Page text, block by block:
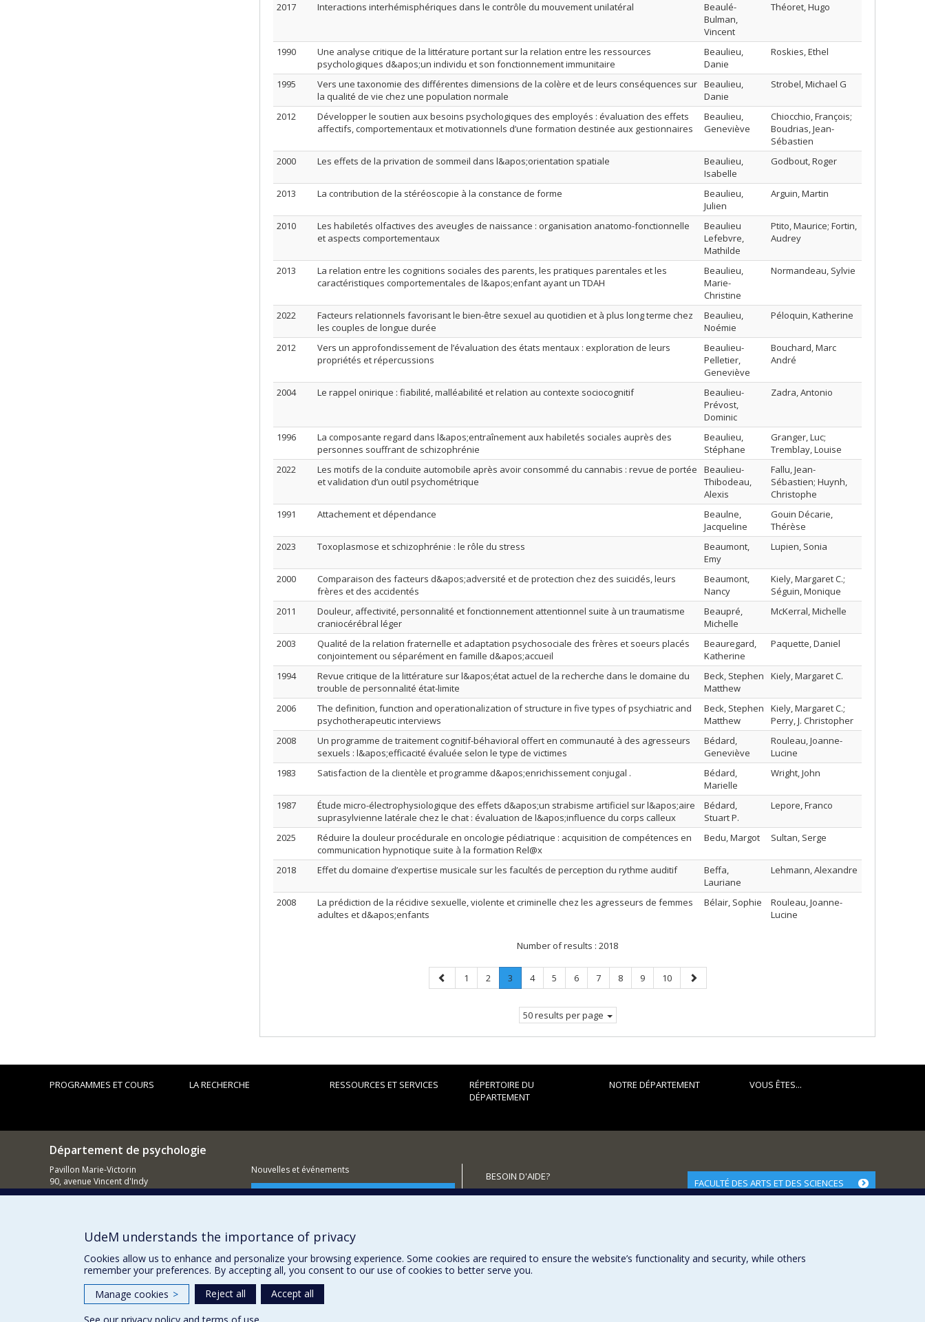
2017
Interactions interhémisphériques dans le contrôle du mouvement unilatéral
Beaulé-
Bulman,
Vincent
Théoret, Hugo
1990
Une analyse critique de la littérature portant sur la relation entre les ressources
psychologiques d&apos;un individu et son fonctionnement immunitaire
Beaulieu,
Danie
Roskies, Ethel
1995
Vers une taxonomie des différentes dimensions de la colère et de leurs conséquences sur
la qualité de vie chez une population normale
Beaulieu,
Danie
Strobel, Michael G
2012
Développer le soutien aux besoins psychologiques des employés : évaluation des effets
affectifs, comportementaux et motivationnels d’une formation destinée aux gestionnaires
Beaulieu,
Geneviève
Chiocchio, François;
Boudrias, Jean-
Sébastien
2000
Les effets de la privation de sommeil dans l&apos;orientation spatiale
Beaulieu,
Isabelle
Godbout, Roger
2013 La contribution de la stéréoscopie à la constance de forme
Beaulieu,
Julien
Arguin, Martin
2010
Les habiletés olfactives des aveugles de naissance : organisation anatomo-fonctionnelle
et aspects comportementaux
Beaulieu
Lefebvre,
Mathilde
Ptito, Maurice; Fortin,
Audrey
2013
La relation entre les cognitions sociales des parents, les pratiques parentales et les
caractéristiques comportementales de l&apos;enfant ayant un TDAH
Beaulieu,
Marie-
Christine
Normandeau, Sylvie
2022
Facteurs relationnels favorisant le bien-être sexuel au quotidien et à plus long terme chez
les couples de longue durée
Beaulieu,
Noémie
Péloquin, Katherine
2012
Vers un approfondissement de l’évaluation des états mentaux : exploration de leurs
propriétés et répercussions
Beaulieu-
Pelletier,
Geneviève
Bouchard, Marc
André
2004 Le rappel onirique : fiabilité, malléabilité et relation au contexte sociocognitif
Beaulieu-
Prévost,
Dominic
Zadra, Antonio
1996
La composante regard dans l&apos;entraînement aux habiletés sociales auprès des
personnes souffrant de schizophrénie
Beaulieu,
Stéphane
Granger, Luc;
Tremblay, Louise
2022
Les motifs de la conduite automobile après avoir consommé du cannabis : revue de portée
et validation d’un outil psychométrique
Beaulieu-
Thibodeau,
Alexis
Fallu, Jean-
Sébastien; Huynh,
Christophe
1991
Attachement et dépendance
Beaulne,
Jacqueline
Gouin Décarie,
Thérèse
2023
Toxoplasmose et schizophrénie : le rôle du stress
Beaumont,
Emy
Lupien, Sonia
2000
Comparaison des facteurs d&apos;adversité et de protection chez des suicidés, leurs
frères et des accidentés
Beaumont,
Nancy
Kiely, Margaret C.;
Séguin, Monique
2011
Douleur, affectivité, personnalité et fonctionnement attentionnel suite à un traumatisme
craniocérébral léger
Beaupré,
Michelle
McKerral, Michelle
2003
Qualité de la relation fraternelle et adaptation psychosociale des frères et soeurs placés
conjointement ou séparément en famille d&apos;accueil
Beauregard,
Katherine
Paquette, Daniel
1994
Revue critique de la littérature sur l&apos;état actuel de la recherche dans le domaine du
trouble de personnalité état-limite
Beck, Stephen
Matthew
Kiely, Margaret C.
2006
The definition, function and operationalization of structure in five types of psychiatric and
psychotherapeutic interviews
Beck, Stephen
Matthew
Kiely, Margaret C.;
Perry, J. Christopher
2008
Un programme de traitement cognitif-béhavioral offert en communauté à des agresseurs
sexuels : l&apos;efficacité évaluée selon le type de victimes
Bédard,
Geneviève
Rouleau, Joanne-
Lucine
1983
Satisfaction de la clientèle et programme d&apos;enrichissement conjugal .
Bédard,
Marielle
Wright, John
1987
Étude micro-électrophysiologique des effets d&apos;un strabisme artificiel sur l&apos;aire
suprasylvienne latérale chez le chat : évaluation de l&apos;influence du corps calleux
Bédard,
Stuart P.
Lepore, Franco
2025
Réduire la douleur procédurale en oncologie pédiatrique : acquisition de compétences en
communication hypnotique suite à la formation Rel@x
Bedu, Margot Sultan, Serge
2018 Effet du domaine d’expertise musicale sur les facultés de perception du rythme auditif
Beffa,
Lauriane
Lehmann, Alexandre
2008
La prédiction de la récidive sexuelle, violente et criminelle chez les agresseurs de femmes
adultes et d&apos;enfants
Bélair, Sophie
Rouleau, Joanne-
Lucine
Number of results : 2018
Previous
page
Page
1 Page
2 Page
3.
Current
Page
4 Page
5 Page
6 Page
7 Page
8 Page
9 Page
10
Next
page
50 results per page
PROGRAMMES ET COURS LA RECHERCHE RESSOURCES ET SERVICES
RÉPERTOIRE DU
DÉPARTEMENT
NOTRE DÉPARTEMENT VOUS ÊTES...
Département de psychologie
Pavillon Marie-Victorin
90, avenue Vincent d'Indy
Montréal (QC)
Nouvelles et événements
Comment soutenir le Département?
BESOIN D'AIDE?
Plan du site
FACULTÉ DES ARTS ET DES SCIENCES
UdeM understands the importance of privacy
Cookies allow us to enhance and personalize your browsing experience. Some cookies are required to ensure the website’s functionality and security, while others
remember your preferences. By accepting all, you consent to our use of cookies to better serve you.
Manage cookies > Reject all
Accept all